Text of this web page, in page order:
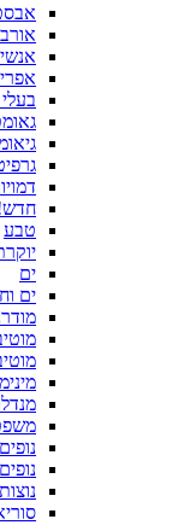
חדש!
טבע
ים
ים
נופים
נוצות